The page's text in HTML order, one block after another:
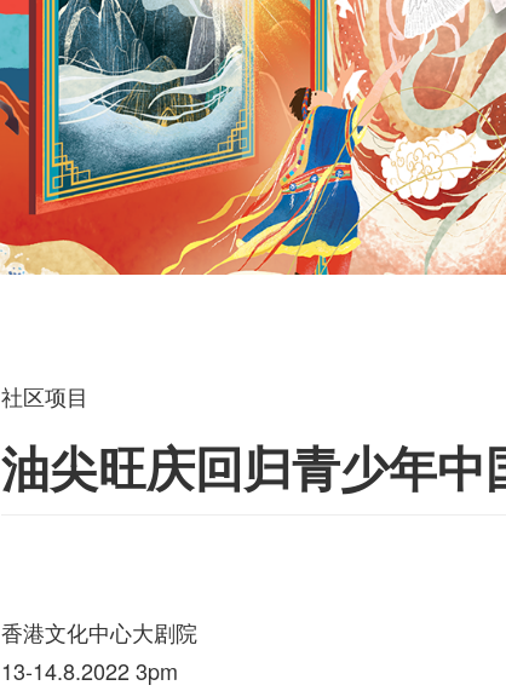
社区项目
油尖旺庆回归青少年
香港文化中心大剧院
13-14.8.2022 3pm